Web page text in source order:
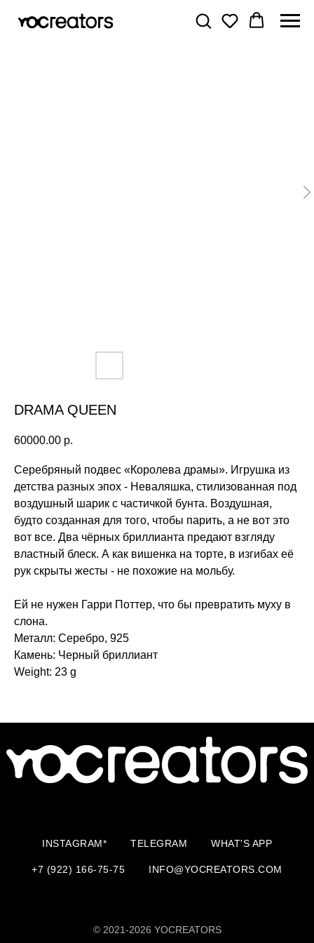
DRAMA QUEEN
60000.00 р.
Серебряный подвес «Королева драмы». Игрушка из
детства разных эпох - Неваляшка, стилизованная под
воздушный шарик с частичкой бунта. Воздушная,
будто созданная для того, чтобы парить, а не вот это
вот все. Два чёрных бриллианта предают взгляду
властный блеск. А как вишенка на торте, в изгибах её
рук скрыты жесты - не похожие на мольбу.
Ей не нужен Гарри Поттер, что бы превратить муху в
слона.
Металл: Серебро, 925
Камень: Черный бриллиант
Weight: 23 g
INSTAGRAM* TELEGRAM WHAT'S APP
+7 (922) 166-75-75 INFO@YOCREATORS.COM
© 2021-2026 YOCREATORS